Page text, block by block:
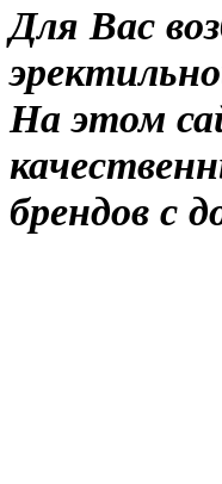
Для Вас
На этом
брендов с